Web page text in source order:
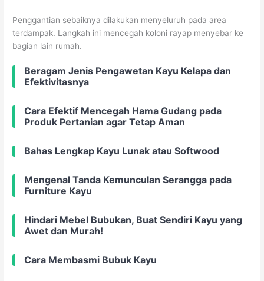
Penggantian sebaiknya dilakukan menyeluruh pada area
terdampak. Langkah ini mencegah koloni rayap menyebar ke
bagian lain rumah.
Beragam Jenis Pengawetan Kayu Kelapa dan
Efektivitasnya
Cara Efektif Mencegah Hama Gudang pada
Produk Pertanian agar Tetap Aman
Bahas Lengkap Kayu Lunak atau Softwood
Mengenal Tanda Kemunculan Serangga pada
Furniture Kayu
Hindari Mebel Bubukan, Buat Sendiri Kayu yang
Awet dan Murah!
Cara Membasmi Bubuk Kayu